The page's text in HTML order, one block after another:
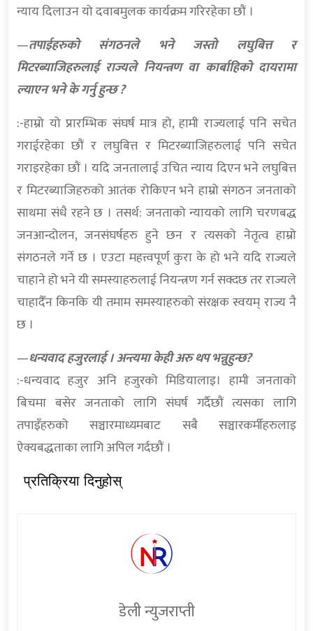
न्याय दिलाउन यो दवाबमुलक कार्यक्रम गरिरहेका छौं ।
—तपाईहरुको संगठनले भने जस्तो लघुबित्त र
मिटरब्याजिहरुलाई राज्यले नियन्त्रण वा कार्बाहिको दायरामा
ल्याएन भने के गर्नु हुन्छ ?
:-हाम्रो यो प्रारम्भिक संघर्ष मात्र हो, हामी राज्यलाई पनि सचेत
गराईरहेका छौं र लघुबित्त र मिटरब्याजिहरुलाई पनि सचेत
गराइरहेका छौं । यदि जनतालाई उचित न्याय दिएन भने लघुबित्त
र मिटरब्याजिहरुको आतंक रोकिएन भने हाम्रो संगठन जनताको
साथमा संधै रहने छ । तसर्थ: जनताको न्यायको लागि चरणबद्ध
जनआन्दोलन, जनसंघर्षहरु हुने छन र त्यसको नेतृत्व हाम्रो
संगठनले गर्ने छ । एउटा महत्त्वपूर्ण कुरा के हो भने यदि राज्यले
चाहाने हो भने यी समस्याहरुलाई नियन्त्रण गर्न सक्दछ तर राज्यले
चाहादैँन किनकि यी तमाम समस्याहरुको संरक्षक स्वयम् राज्य नै
छ ।
—धन्यवाद हजुरलाई । अन्त्यमा केही अरु थप भन्नुहुन्छ?
:-धन्यवाद हजुर अनि हजुरको मिडियालाइ। हामी जनताको
बिचमा बसेर जनताको लागि संघर्ष गर्दैछौं त्यसका लागि
तपाइँहरुको सञ्चारमाध्यमबाट सबै सञ्चारकर्मीहरुलाइ
ऐक्यबद्धताका लागि अपिल गर्दछौं ।
प्रतिक्रिया दिनुहोस्
डेली न्युजराप्ती